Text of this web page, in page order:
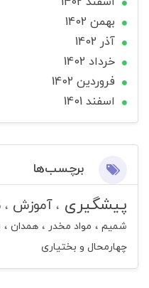
بهمن 1402
آذر 1402
خرداد 1402
فروردین 1402
اسفند 1401
برچسب‌ها
پیشگیری آموزش
شمیم مواد مخدر همدان
چهارمحال و بختیاری